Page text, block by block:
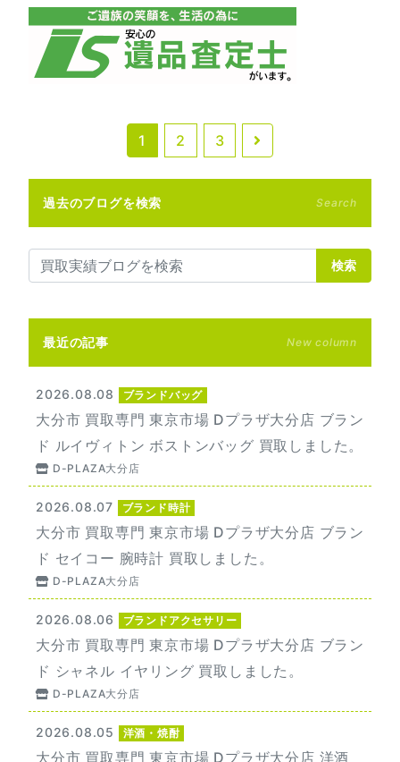
1 2 3
過去のブログを検索 Search
検索
最近の記事 New column
2026.08.08 ブランドバッグ
大分市 買取専門 東京市場 Dプラザ大分店 ブラン
ド ルイヴィトン ボストンバッグ 買取しました。
D-PLAZA大分店
2026.08.07 ブランド時計
大分市 買取専門 東京市場 Dプラザ大分店 ブラン
ド セイコー 腕時計 買取しました。
D-PLAZA大分店
2026.08.06 ブランドアクセサリー
大分市 買取専門 東京市場 Dプラザ大分店 ブラン
ド シャネル イヤリング 買取しました。
D-PLAZA大分店
2026.08.05 洋酒・焼酎
大分市 買取専門 東京市場 Dプラザ大分店 洋酒